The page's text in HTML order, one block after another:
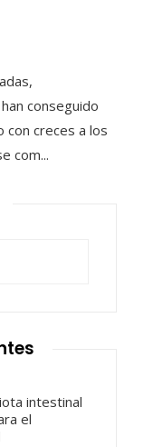
conseguido
con creces a los
com...
intestinal
el